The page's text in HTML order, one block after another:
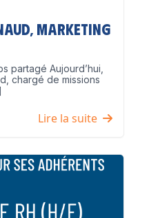
Marketing
partagé Aujourd’hui,
chargé de missions
Lire la suite